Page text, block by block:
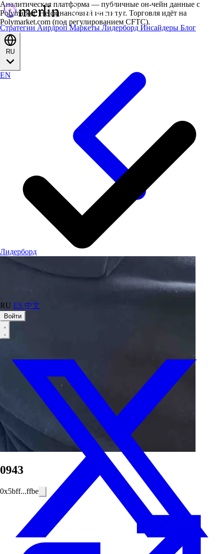
Стратегии АирдропМаркеты Лидерборд Инсайдеры Блог
EN
RU ES 中文
Войти
Аналитическая платформа — публичные он-чейн данные с
Polymarket. Не финансовый институт. Торговля идёт на
Polymarket.com (под регулированием CFTC).
Лидерборд
0943
0x5bff...ffbe